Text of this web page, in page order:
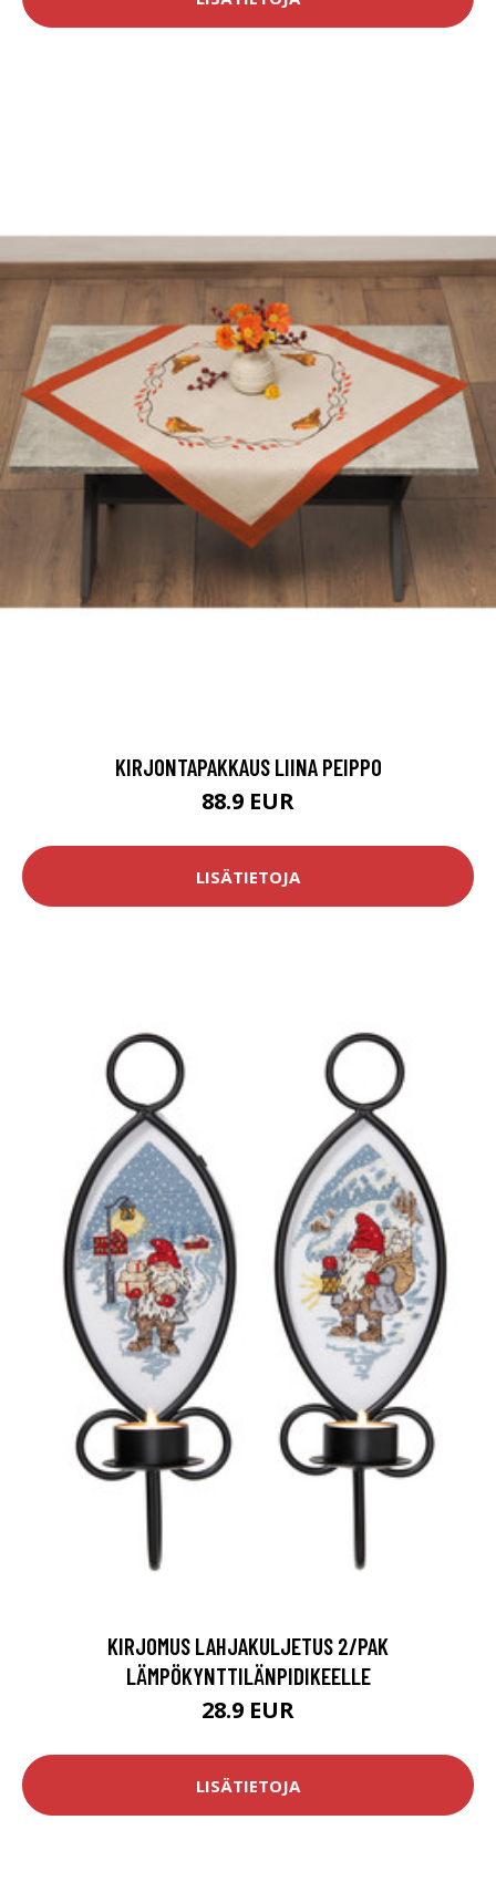
KIRJONTAPAKKAUS LIINA PEIPPO
88.9 EUR
LISÄTIETOJA
KIRJOMUS LAHJAKULJETUS 2/PAK
LÄMPÖKYNTTILÄNPIDIKEELLE
28.9 EUR
LISÄTIETOJA